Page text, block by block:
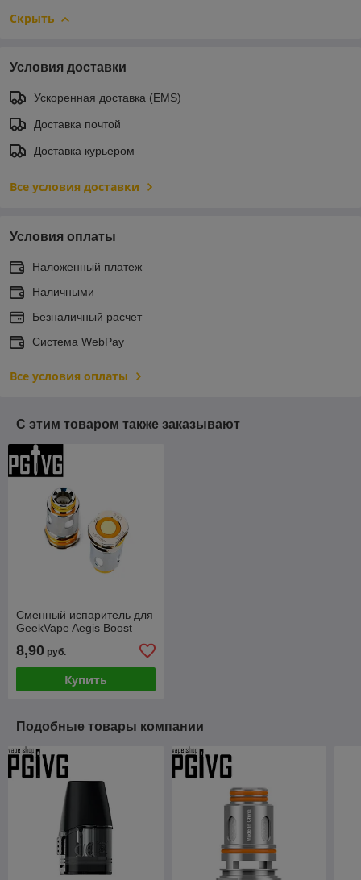
Скрыть
Условия доставки
Ускоренная доставка (EMS)
Доставка почтой
Доставка курьером
Все условия доставки
Условия оплаты
Наложенный платеж
Наличными
Безналичный расчет
Система WebPay
Все условия оплаты
С этим товаром также заказывают
Сменный испаритель для
GeekVape Aegis Boost
8,90 руб.
Купить
Подобные товары компании